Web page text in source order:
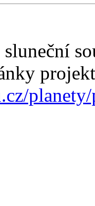
sluneční